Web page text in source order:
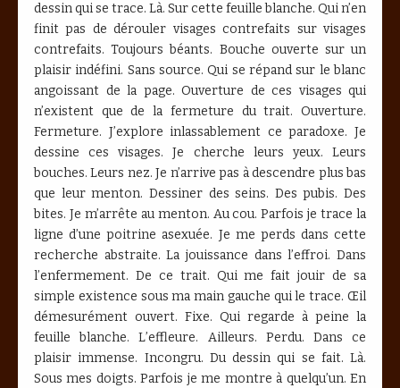
dessin qui se trace. Là. Sur cette feuille blanche. Qui n’en
finit pas de dérouler visages contrefaits sur visages
contrefaits. Toujours béants. Bouche ouverte sur un
plaisir indéfini. Sans source. Qui se répand sur le blanc
angoissant de la page. Ouverture de ces visages qui
n’existent que de la fermeture du trait. Ouverture.
Fermeture. J’explore inlassablement ce paradoxe. Je
dessine ces visages. Je cherche leurs yeux. Leurs
bouches. Leurs nez. Je n’arrive pas à descendre plus bas
que leur menton. Dessiner des seins. Des pubis. Des
bites. Je m’arrête au menton. Au cou. Parfois je trace la
ligne d’une poitrine asexuée. Je me perds dans cette
recherche abstraite. La jouissance dans l’effroi. Dans
l’enfermement. De ce trait. Qui me fait jouir de sa
simple existence sous ma main gauche qui le trace. Œil
démesurément ouvert. Fixe. Qui regarde à peine la
feuille blanche. L’effleure. Ailleurs. Perdu. Dans ce
plaisir immense. Incongru. Du dessin qui se fait. Là.
Sous mes doigts. Parfois je me montre à quelqu’un. En